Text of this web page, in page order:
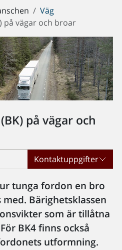
Väg
på vägar och broar
på vägar och
Kontaktuppgifter
tunga fordon en bro
Bärighetsklassen
som är tillåtna
BK4 finns också
utformning.